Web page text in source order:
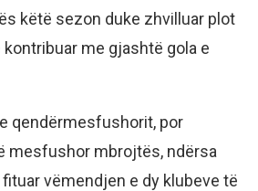
këtë sezon duke zhvilluar plot
kontribuar me gjashtë gola e
qendërmesfushorit, por
mesfushor mbrojtës, ndërsa
vëmendjen e dy klubeve të